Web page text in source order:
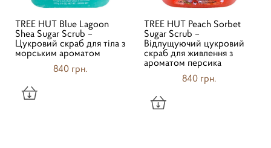
TREE HUT Blue Lagoon
Shea Sugar Scrub –
Цукровий скраб для тіла з
морським ароматом
840 грн.
TREE HUT Peach Sorbet
Sugar Scrub –
Відлущуючий цукровий
скраб для живлення з
ароматом персика
840 грн.